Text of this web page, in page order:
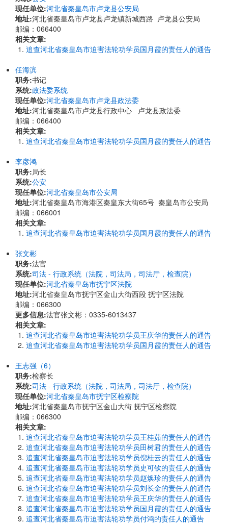
现任单位:河北省秦皇岛市卢龙县公安局
地址:​河北省秦皇岛市卢龙县卢龙镇新城西路 卢龙县公安局
邮编：066400
相关文章:
追查河北省秦皇岛市迫害法轮功学员国月霞的责任人的通告
任海滨
职务:书记
系统:政法委系统
现任单位:河北省秦皇岛市卢龙县政法委
地址:​河北省秦皇岛市卢龙县行政中心 卢龙县政法委
邮编：066400
相关文章:
追查河北省秦皇岛市迫害法轮功学员国月霞的责任人的通告
李彦鸿
职务:局长
系统:公安
现任单位:河北省秦皇岛市公安局
地址:河北省秦皇岛市海港区秦皇东大街65号 秦皇岛市公安局
邮编：066001
相关文章:
追查河北省秦皇岛市迫害法轮功学员国月霞的责任人的通告
张文彬
职务:法官
系统:司法 - 行政系统（法院，司法局，司法厅，检查院）
现任单位:河北省秦皇岛市抚宁区法院
地址:河北省秦皇岛市抚宁区金山大街西段 抚宁区法院
邮编：066300
更多信息:法官张文彬：0335-6013437
相关文章:
追查河北省秦皇岛市迫害法轮功学员王庆华的责任人的通告
追查河北省秦皇岛市迫害法轮功学员国月霞的责任人的通告
王志强（6）
职务:检察长
系统:司法 - 行政系统（法院，司法局，司法厅，检查院）
现任单位:河北省秦皇岛市抚宁区检察院
地址:河北省秦皇岛市抚宁区金山大街 抚宁区检察院
邮编：066300
相关文章:
追查河北省秦皇岛市迫害法轮功学员王桂茹的责任人的通告
追查河北省秦皇岛市迫害法轮功学员田树君的责任人的通告
追查河北省秦皇岛市迫害法轮功学员倪桂云的责任人的通告
追查河北省秦皇岛市迫害法轮功学员史可钦的责任人的通告
追查河北省秦皇岛市迫害法轮功学员赵焕珍的责任人的通告
追查河北省秦皇岛市迫害法轮功学员刘长金的责任人的通告
追查河北省秦皇岛市迫害法轮功学员王庆华的责任人的通告
追查河北省秦皇岛市迫害法轮功学员国月霞的责任人的通告
追查河北省秦皇岛市迫害法轮功学员付鸿的责任人的通告